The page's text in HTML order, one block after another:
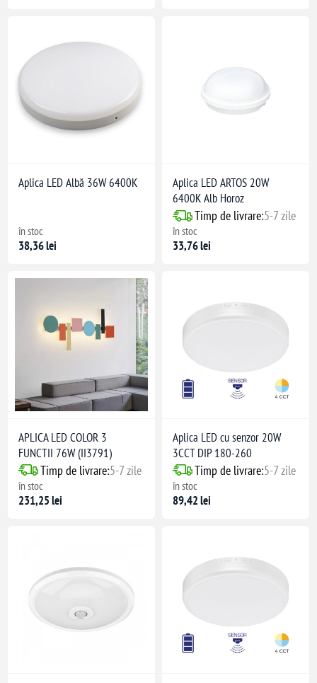
Aplica LED Albă 36W 6400K
în stoc
38,36 lei
Aplica LED ARTOS 20W
6400K Alb Horoz
Timp de livrare:5-7 zile
în stoc
33,76 lei
APLICA LED COLOR 3
FUNCTII 76W (II3791)
Timp de livrare:5-7 zile
în stoc
231,25 lei
Aplica LED cu senzor 20W
3CCT DIP 180-260
Timp de livrare:5-7 zile
în stoc
89,42 lei